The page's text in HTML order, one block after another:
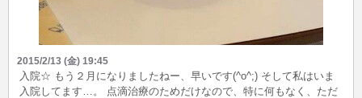
2015/2/13 (金) 19:45
入院☆ もう２月になりましたねー、早いです(^o^;) そして私はいま
入院してます…。 点滴治療のためだけなので、特に何もなく、ただ